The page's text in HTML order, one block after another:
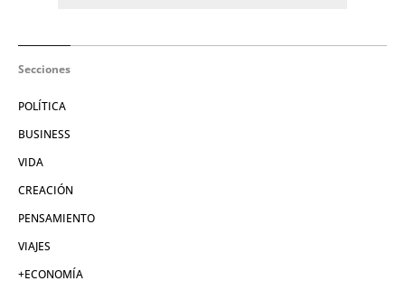
Secciones
POLÍTICA
BUSINESS
VIDA
CREACIÓN
PENSAMIENTO
VIAJES
+ECONOMÍA